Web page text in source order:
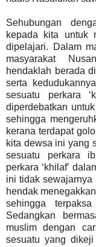
Sehubungan
kepada kita untuk
dipelajari. Dalam
masyarakat
hendaklah berada
serta
sesuatu perkara
diperdebatkan
sehingga
kerana terdapat
kita dewsa ini yang
sesuatu perkara
perkara ‘khilaf’
ini tidak sewajarnya
hendak
sehingga
Sedangkan
muslim dengan
sesuatu yang